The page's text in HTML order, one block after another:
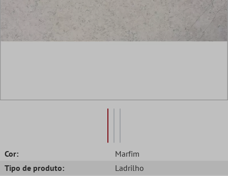
Cor:
Marfim
Tipo de produto:
Ladrilho